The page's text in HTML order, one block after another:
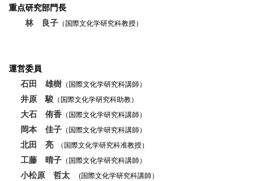
重点研究部門長
林 良子 （国際文化学研究科教授）
運営委員
石田 雄樹 （国際文化学研究科講師）
井原 駿 （国際文化学研究科助教）
大石 侑香 （国際文化学研究科講師）
岡本 佳子 （国際文化学研究科講師）
北田 亮 （国際文化学研究科准教授）
工藤 晴子 （国際文化学研究科講師）
小松原 哲太 (国際文化学研究科講師）